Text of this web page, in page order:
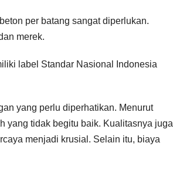
per batang sangat diperlukan.
merek.
label Standar Nasional Indonesia
yang perlu diperhatikan. Menurut
yang tidak begitu baik. Kualitasnya juga
menjadi krusial. Selain itu, biaya